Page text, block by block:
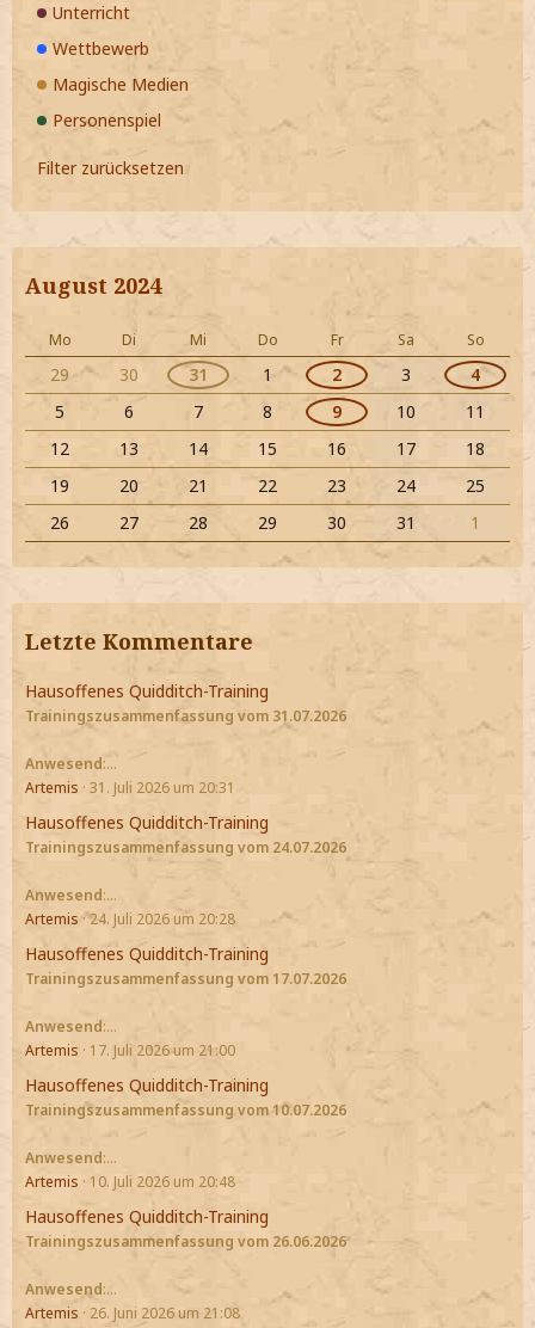
Unterricht
Wettbewerb
Magische Medien
Personenspiel
Filter zurücksetzen
August 2024
Mo Di Mi Do Fr Sa So
29 30 31 1 2 3
4
5
6 7 8 9 10
11
12
13 14 15 16 17
18
19
20 21 22 23 24
25
26
27 28 29 30 31 1
Letzte Kommentare
Hausoffenes Quidditch-Training
Trainingszusammenfassung vom 31.07.2026
Anwesend:…
Artemis 31. Juli 2026 um 20:31
Hausoffenes Quidditch-Training
Trainingszusammenfassung vom 24.07.2026
Anwesend:…
Artemis 24. Juli 2026 um 20:28
Hausoffenes Quidditch-Training
Trainingszusammenfassung vom 17.07.2026
Anwesend:…
Artemis
17. Juli 2026 um 21:00
Hausoffenes Quidditch-Training
Trainingszusammenfassung vom 10.07.2026
Anwesend:…
Artemis
10. Juli 2026 um 20:48
Hausoffenes Quidditch-Training
Trainingszusammenfassung vom 26.06.2026
Anwesend:…
Artemis
26. Juni 2026 um 21:08